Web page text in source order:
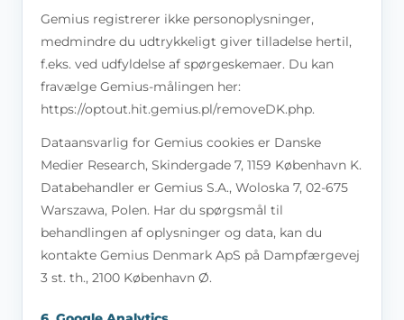
Gemius registrerer ikke personoplysninger,
medmindre du udtrykkeligt giver tilladelse hertil,
f.eks. ved udfyldelse af spørgeskemaer. Du kan
fravælge Gemius-målingen her:
https://optout.hit.gemius.pl/removeDK.php.
Dataansvarlig for Gemius cookies er Danske
Medier Research, Skindergade 7, 1159 København K.
Databehandler er Gemius S.A., Woloska 7, 02-675
Warszawa, Polen. Har du spørgsmål til
behandlingen af oplysninger og data, kan du
kontakte Gemius Denmark ApS på Dampfærgevej
3 st. th., 2100 København Ø.